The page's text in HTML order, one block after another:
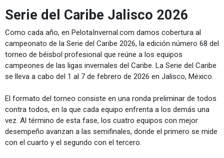
Serie del Caribe Jalisco 2026
Como cada año, en PelotaInvernal.com damos cobertura al
campeonato de la Serie del Caribe 2026, la edición número 68 del
torneo de béisbol profesional que reúne a los equipos
campeones de las ligas invernales del Caribe. La Serie del Caribe
se lleva a cabo del 1 al 7 de febrero de 2026 en Jalisco, México.
El formato del torneo consiste en una ronda preliminar de todos
contra todos, en la que cada equipo enfrenta a los demás una
vez. Al término de esta fase, los cuatro equipos con mejor
desempeño avanzan a las semifinales, donde el primero se mide
con el cuarto y el segundo con el tercero.